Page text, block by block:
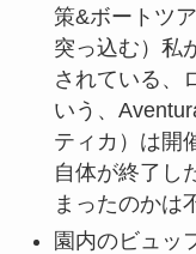
策&ボートツ
突っ込む）私
されている、
いう、
ティカ）は開
自体が終了し
まったのかは
園内のビュッ